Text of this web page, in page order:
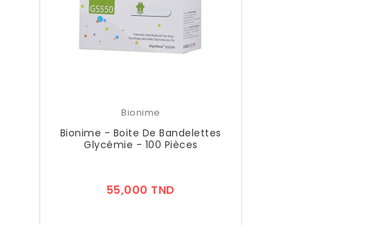
Bionime
Bionime - Boite De Bandelettes
Glycémie - 100 Pièces
55,000 TND